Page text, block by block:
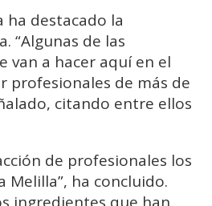
ha destacado la
“Algunas de las
van a hacer aquí en el
profesionales de más de
citando entre ellos
de profesionales los
Melilla”, ha concluido.